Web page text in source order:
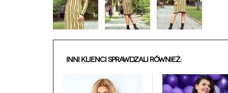
INNI KLIENCI SPRAWDZALI RÓWNIEŻ: